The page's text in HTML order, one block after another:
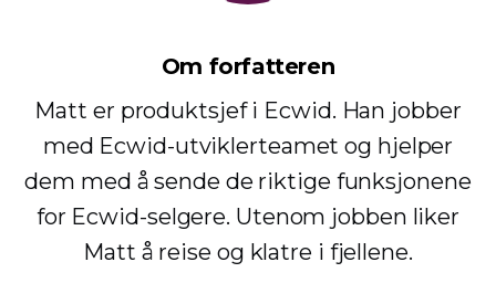
Om forfatteren
Matt er produktsjef i Ecwid. Han jobber
med Ecwid-utviklerteamet og hjelper
dem med å sende de riktige funksjonene
for Ecwid-selgere. Utenom jobben liker
Matt å reise og klatre i fjellene.